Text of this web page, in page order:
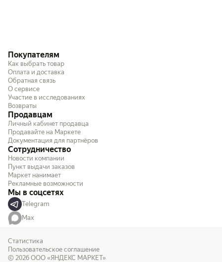
Покупателям
Как выбрать товар
Оплата и доставка
Обратная связь
О сервисе
Участие в исследованиях
Возвраты
Продавцам
Личный кабинет продавца
Продавайте на Маркете
Документация для партнёров
Сотрудничество
Новости компании
Пункт выдачи заказов
Маркет нанимает
Рекламные возможности
Мы в соцсетях
Telegram
Max
Статистика
Пользовательское соглашение
© 2026 ООО «ЯНДЕКС МАРКЕТ»